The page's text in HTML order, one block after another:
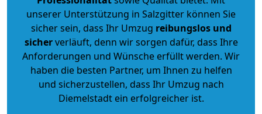
unserer Unterstützung in Salzgitter können Sie
sicher sein, dass Ihr Umzug reibungslos und
sicherverläuft, denn wir sorgen dafür, dass Ihre
Anforderungen und Wünsche erfüllt werden. Wir
haben die besten Partner, um Ihnen zu helfen
und sicherzustellen, dass Ihr Umzug nach
Diemelstadt ein erfolgreicher ist.